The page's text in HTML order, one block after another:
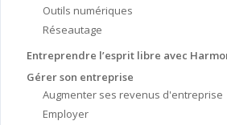
Outils numériques
Réseautage
Entreprendre l’esprit libre avec
Gérer son entreprise
Augmenter ses revenus d'entreprise
Employer